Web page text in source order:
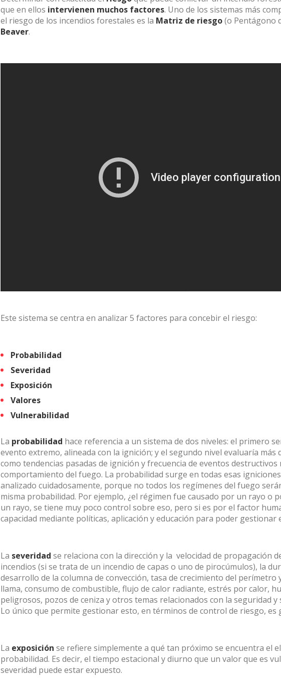
Iniciar sesión
Usuario*
Contraseña *
que en ellos intervienen muchos factores. Uno de los sistemas más
el riesgo de los incendios forestales es la Matriz de riesgo(o Pentágono
Beaver.
Este sistema se centra en analizar 5 factores para concebir el riesgo:
Probabilidad
Severidad
Exposición
Valores
Vulnerabilidad
La probabilidad hace referencia a un sistema de dos niveles: el primero
evento extremo, alineada con la ignición; y el segundo nivel evaluaría
como tendencias pasadas de ignición y frecuencia de eventos destructivos
comportamiento del fuego. La probabilidad surge en todas esas
analizado cuidadosamente, porque no todos los regímenes del fuego
misma probabilidad. Por ejemplo, ¿el régimen fue causado por un rayo o
un rayo, se tiene muy poco control sobre eso, pero si es por el factor
capacidad mediante políticas, aplicación y educación para poder gestionar
La severidad se relaciona con la dirección y la velocidad de propagación
incendios (si se trata de un incendio de capas o uno de pirocúmulos), la
desarrollo de la columna de convección, tasa de crecimiento del perímetro
llama, consumo de combustible, flujo de calor radiante, estrés por calor,
peligrosos, pozos de ceniza y otros temas relacionados con la seguridad y
Lo único que permite gestionar esto, en términos de control de riesgo, es
La exposición se refiere simplemente a qué tan próximo se encuentra el
probabilidad. Es decir, el tiempo estacional y diurno que un valor que es
severidad puede estar expuesto.
Analíticas y personalización
que hacen los usuarios del servicio. Permiten guardar la
Guardar configuración